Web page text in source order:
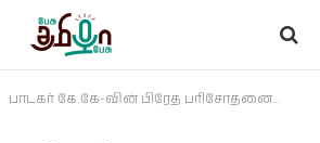
பாடகர் கே.கே-வின் பிரேத பரிசோதனையில் அதிர்ச்சி தகவல்!